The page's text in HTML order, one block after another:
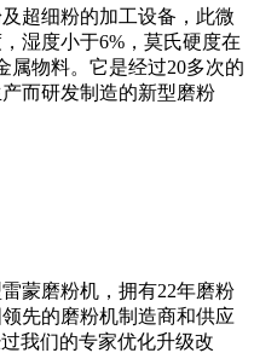
超细粉的加工设备，此微
湿度小于6%，莫氏硬度在
属物料。它是经过20多次的
而研发制造的新型磨粉
蒙磨粉机，拥有22年磨粉
先的磨粉机制造商和供应
我们的专家优化升级改